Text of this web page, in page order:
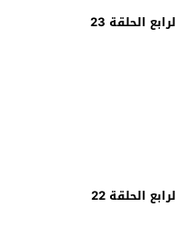
الحلقة 23
الحلقة 22